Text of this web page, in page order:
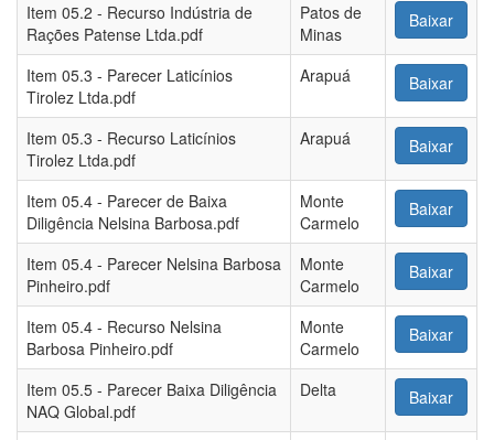
Item 05.2 - Recurso Indústria de
Rações Patense Ltda.pdf
Patos de
Minas
Baixar
Item 05.3 - Parecer Laticínios
Tirolez Ltda.pdf
Arapuá Baixar
Item 05.3 - Recurso Laticínios
Tirolez Ltda.pdf
Arapuá Baixar
Item 05.4 - Parecer de Baixa
Diligência Nelsina Barbosa.pdf
Monte
Carmelo
Baixar
Item 05.4 - Parecer Nelsina Barbosa
Pinheiro.pdf
Monte
Carmelo
Baixar
Item 05.4 - Recurso Nelsina
Barbosa Pinheiro.pdf
Monte
Carmelo
Baixar
Item 05.5 - Parecer Baixa Diligência
NAQ Global.pdf
Delta Baixar